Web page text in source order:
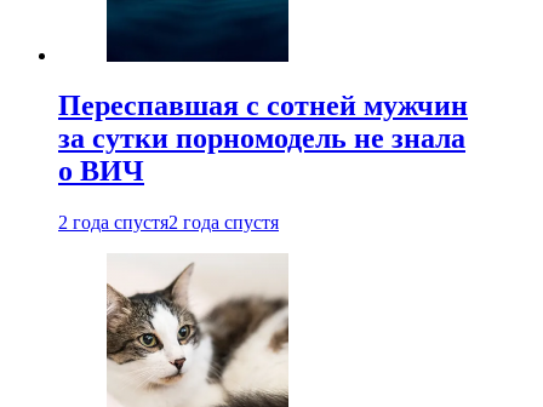
Переспавшая с сотней мужчин
за сутки порномодель не знала
о ВИЧ
2 года спустя2 года спустя